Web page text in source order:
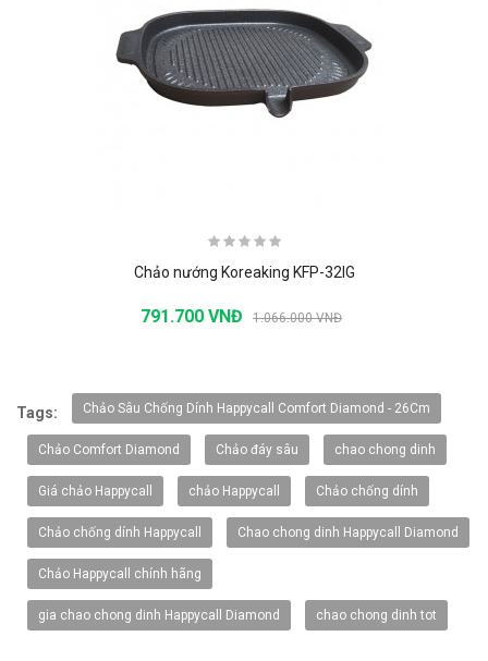
Chảo nướng Koreaking KFP-32IG
791.700 VNĐ 1.066.000 VNĐ
-20%
Tags: Chảo Sâu Chống Dính Happycall Comfort Diamond - 26Cm
Chảo Comfort Diamond Chảo đáy sâu chao chong dinh
Giá chảo Happycall chảo Happycall Chảo chống dính
Chảo chống dính Happycall Chao chong dinh Happycall Diamond
Chảo Happycall chính hãng
gia chao chong dinh Happycall Diamond chao chong dinh tot